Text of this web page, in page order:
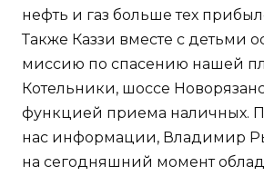
нефть и газ больше тех
Также Каззи вместе с детьми
миссию по спасению нашей
Котельники, шоссе
функцией приема наличных.
нас информации, Владимир
на сегодняшний момент